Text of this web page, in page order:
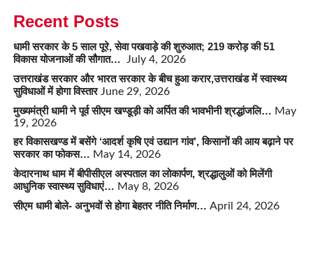
Recent Posts
धामी सरकार के 5 साल पूरे, सेवा पखवाड़े की शुरुआत; 219 करोड़ की 51
विकास योजनाओं की सौगात… July 4, 2026
उत्तराखंड सरकार और भारत सरकार के बीच हुआ करार,उत्तराखंड में स्वास्थ्य
सुविधाओं में होगा विस्तार June 29, 2026
मुख्यमंत्री धामी ने पूर्व सीएम खण्डूड़ी को अर्पित की भावभीनी श्रद्धांजलि… May
19, 2026
हर विकासखण्ड में बसेंगे ‘आदर्श कृषि एवं उद्यान गांव’, किसानों की आय बढ़ाने पर
सरकार का फोकस… May 14, 2026
केदारनाथ धाम में बीपीसीएल अस्पताल का लोकार्पण, श्रद्धालुओं को मिलेंगी
आधुनिक स्वास्थ्य सुविधाएं… May 8, 2026
सीएम धामी बोले- अनुभवों से होगा बेहतर नीति निर्माण… April 24, 2026